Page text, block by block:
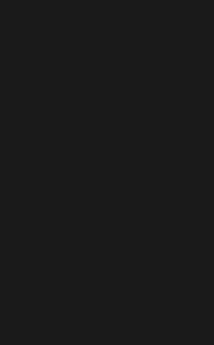
nueva ventana)
nueva ventana)